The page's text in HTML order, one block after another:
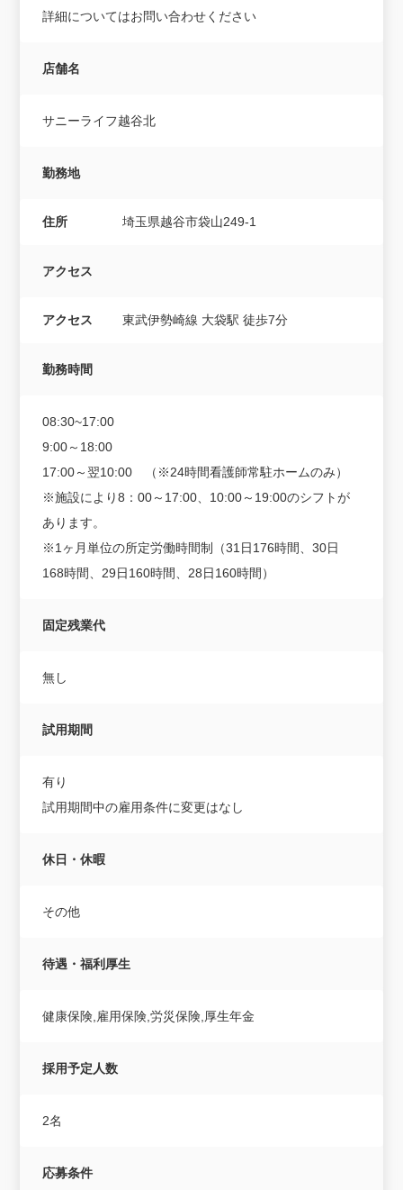
詳細についてはお問い合わせください
店舗名
サニーライフ越谷北
勤務地
住所 埼玉県越谷市袋山249-1
アクセス
アクセス 東武伊勢崎線 大袋駅 徒歩7分
勤務時間
08:30~17:00
9:00～18:00
17:00～翌10:00 （※24時間看護師常駐ホームのみ）
※施設により8：00～17:00、10:00～19:00のシフトが
あります。
※1ヶ月単位の所定労働時間制（31日176時間、30日
168時間、29日160時間、28日160時間）
固定残業代
無し
試用期間
有り
試用期間中の雇用条件に変更はなし
休日・休暇
その他
待遇・福利厚生
健康保険,雇用保険,労災保険,厚生年金
採用予定人数
2名
応募条件